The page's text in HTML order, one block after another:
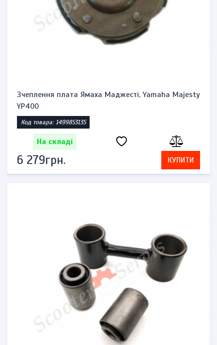
Зчеплення плата Ямаха Маджесті, Yamaha Majesty
YP400
Код товара: 1499853135
На складі
6 279грн. КУПИТИ